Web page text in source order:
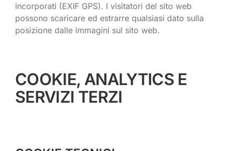
incorporati (EXIF GPS). I visitatori del sito web
possono scaricare ed estrarre qualsiasi dato sulla
posizione dalle immagini sul sito web.
COOKIE, ANALYTICS E
SERVIZI TERZI